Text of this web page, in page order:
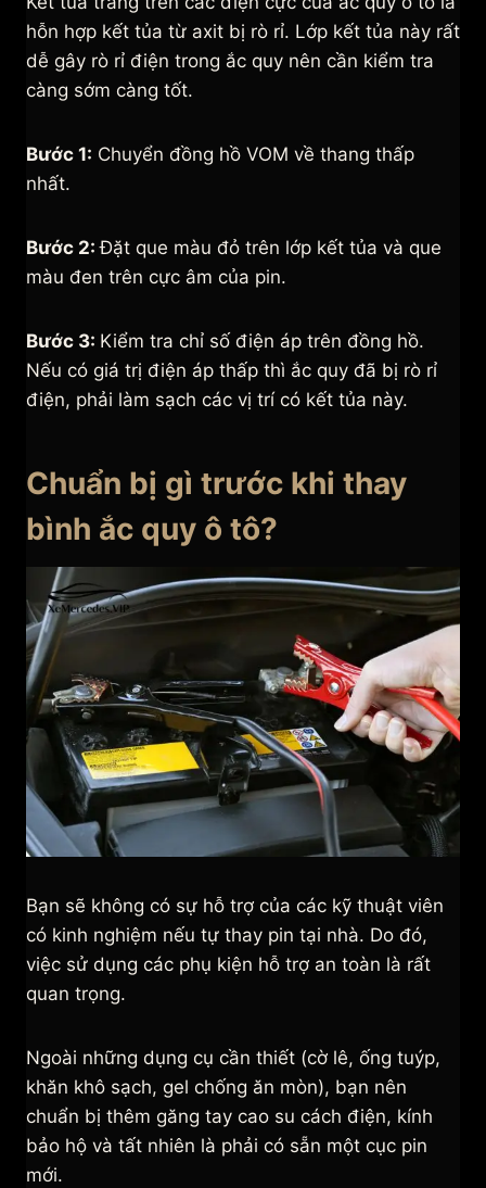
hỗn hợp kết tủa từ axit bị rò rỉ. Lớp kết tủa này rất
dễ gây rò rỉ điện trong ắc quy nên cần kiểm tra
càng sớm càng tốt.
Bước 1: Chuyển đồng hồ VOM về thang thấp
nhất.
Bước 2:Đặt que màu đỏ trên lớp kết tủa và que
màu đen trên cực âm của pin.
Bước 3: Kiểm tra chỉ số điện áp trên đồng hồ.
Nếu có giá trị điện áp thấp thì ắc quy đã bị rò rỉ
điện, phải làm sạch các vị trí có kết tủa này.
Chuẩn bị gì trước khi thay
bình ắc quy ô tô?
Bạn sẽ không có sự hỗ trợ của các kỹ thuật viên
có kinh nghiệm nếu tự thay pin tại nhà. Do đó,
việc sử dụng các phụ kiện hỗ trợ an toàn là rất
quan trọng.
Ngoài những dụng cụ cần thiết (cờ lê, ống tuýp,
khăn khô sạch, gel chống ăn mòn), bạn nên
chuẩn bị thêm găng tay cao su cách điện, kính
bảo hộ và tất nhiên là phải có sẵn một cục pin
mới.